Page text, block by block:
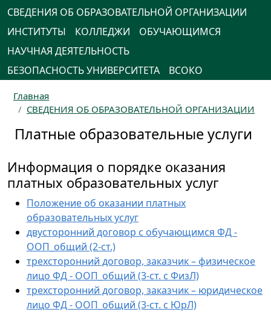
СВЕДЕНИЯ ОБ ОБРАЗОВАТЕЛЬНОЙ ОРГАНИЗАЦИИ
ИНСТИТУТЫ
КОЛЛЕДЖИ
ОБУЧАЮЩИМСЯ
НАУЧНАЯ ДЕЯТЕЛЬНОСТЬ
БЕЗОПАСНОСТЬ УНИВЕРСИТЕТА
ВСОКО
Главная
СВЕДЕНИЯ ОБ ОБРАЗОВАТЕЛЬНОЙ ОРГАНИЗАЦИИ
Платные образовательные услуги
Информация о порядке оказания
платных образовательных услуг
Положение об оказании платных
образовательных услуг
двусторонний договор с обучающимся ФД -
ООП_общий (2-ст.)
трехсторонний договор, заказчик – физическое
лицо ФД - ООП_общий (3-ст. с ФизЛ)
трехсторонний договор, заказчик – юридическое
лицо ФД - ООП_общий (3-ст. с ЮрЛ)